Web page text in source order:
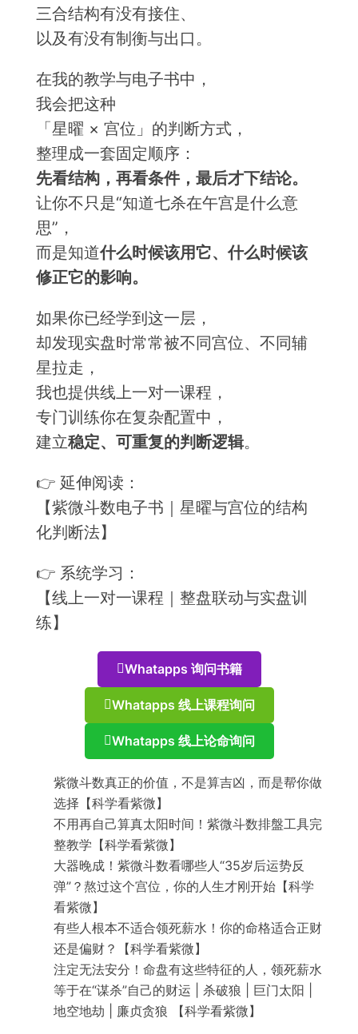
三合结构有没有接住、
以及有没有制衡与出口。
在我的教学与电子书中，
我会把这种
「星曜 × 宫位」的判断方式，
整理成一套固定顺序：
先看结构，再看条件，最后才下结论。
让你不只是“知道七杀在午宫是什么意
思”，
而是知道什么时候该用它、什么时候该
修正它的影响。
如果你已经学到这一层，
却发现实盘时常常被不同宫位、不同辅
星拉走，
我也提供线上一对一课程，
专门训练你在复杂配置中，
建立稳定、可重复的判断逻辑。
👉 延伸阅读：
【紫微斗数电子书｜星曜与宫位的结构
化判断法】
👉 系统学习：
【线上一对一课程｜整盘联动与实盘训
练】
Whatapps 询问书籍
Whatapps 线上课程询问
Whatapps 线上论命询问
紫微斗数真正的价值，不是算吉凶，而是帮你做
选择【科学看紫微】
不用再自己算真太阳时间！紫微斗数排盤工具完
整教学【科学看紫微】
大器晚成！紫微斗数看哪些人“35岁后运势反
弹”？熬过这个宫位，你的人生才刚开始【科学
看紫微】
有些人根本不适合领死薪水！你的命格适合正财
还是偏财？【科学看紫微】
注定无法安分！命盘有这些特征的人，领死薪水
等于在“谋杀”自己的财运 | 杀破狼 | 巨门太阳 |
地空地劫 | 廉贞贪狼 【科学看紫微】